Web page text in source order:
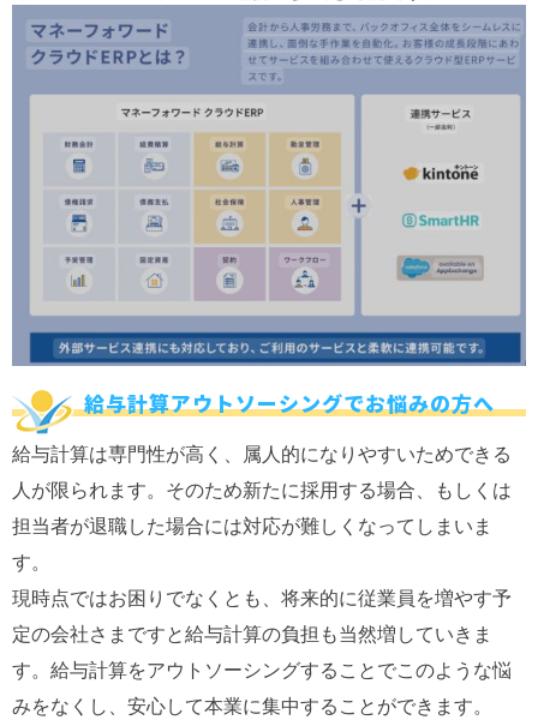
給与計算アウトソーシングでお悩みの方へ
給与計算は専門性が高く、属人的になりやすいためできる
人が限られます。そのため新たに採用する場合、もしくは
担当者が退職した場合には対応が難しくなってしまいま
す。
現時点ではお困りでなくとも、将来的に従業員を増やす予
定の会社さまですと給与計算の負担も当然増していきま
す。給与計算をアウトソーシングすることでこのような悩
みをなくし、安心して本業に集中することができます。